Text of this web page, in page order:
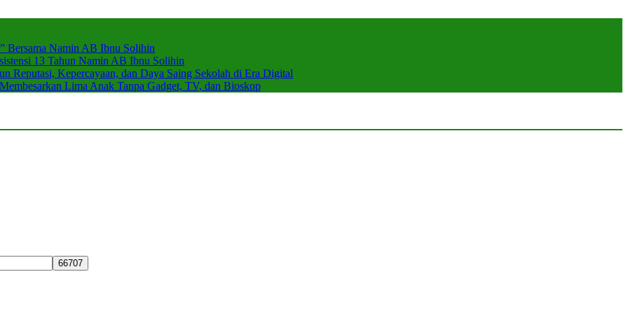
Bersama Namin AB Ibnu Solihin
13 Tahun Namin AB Ibnu Solihin
Reputasi, Kepercayaan, dan Daya Saing Sekolah di Era Digital
Lima Anak Tanpa Gadget, TV, dan Bioskop